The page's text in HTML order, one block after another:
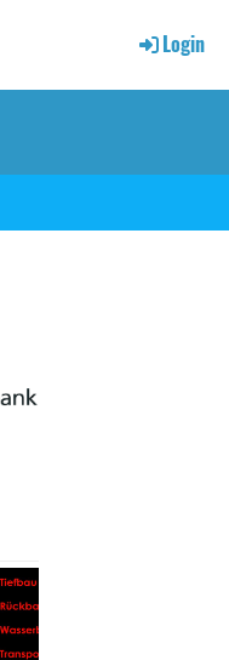
Login